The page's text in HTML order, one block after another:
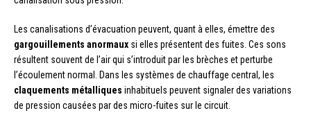
Les canalisations d’évacuation peuvent, quant à elles, émettre des
gargouillements anormaux si elles présentent des fuites. Ces sons
résultent souvent de l’air qui s’introduit par les brèches et perturbe
l’écoulement normal. Dans les systèmes de chauffage central, les
claquements métalliques inhabituels peuvent signaler des variations
de pression causées par des micro-fuites sur le circuit.